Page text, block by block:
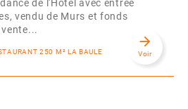
de l'Hôtel avec entrée
vendu de Murs et fonds
250 M² LA BAULE
arrow_forward
Voir